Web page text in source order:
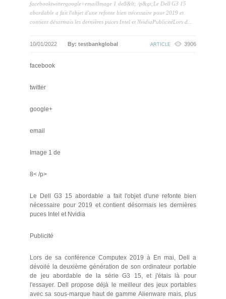
facebooktwittergoogle+emailImage 1 de8&lt; /p&gt;Le Dell G3 15
abordable a fait l'objet d'une refonte bien nécessaire pour 2019 et
contient désormais les dernières puces Intel et NvidiaPublicitéLors d...
10/01/2022 By: testbankglobal ARTICLE 3906
facebook
twitter
google+
email
Image 1 de
8< /p>
Le Dell G3 15 abordable a fait l'objet d'une refonte bien
nécessaire pour 2019 et contient désormais les dernières
puces Intel et Nvidia
Publicité
Lors de sa conférence Computex 2019 à En mai, Dell a
dévoilé la deuxième génération de son ordinateur portable
de jeu abordable de la série G3 15, et j'étais là pour
l'essayer. Dell propose déjà le meilleur des jeux portables
avec sa sous-marque haut de gamme Alienware mais, plus